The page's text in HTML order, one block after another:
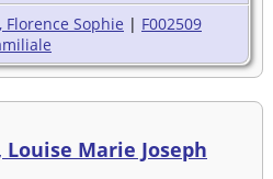
Florence Sophie | F002509
Louise Marie Joseph